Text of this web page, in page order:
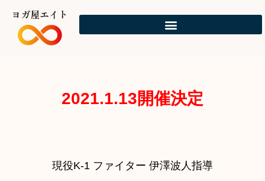
ヨガ屋エイト
2021.1.13開催決定
現役K-1 ファイター 伊澤波人指導